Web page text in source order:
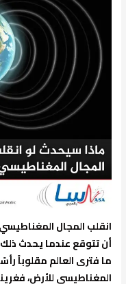
انقلب المجال
أن تتوقع عندما يحدث
ما فترى العالم مقلوباً
المغناطيسي للأرض،